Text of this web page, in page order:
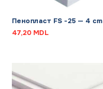
Пенопласт FS -25 — 4 cm
47,20 MDL